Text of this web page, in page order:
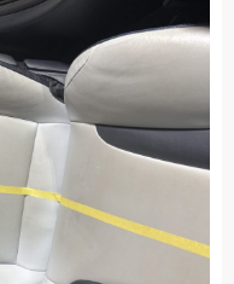
売店様へ